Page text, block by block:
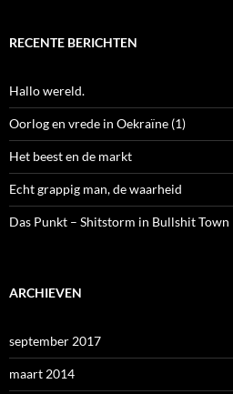
RECENTE BERICHTEN
Hallo wereld.
Oorlog en vrede in Oekraïne (1)
Het beest en de markt
Echt grappig man, de waarheid
Das Punkt – Shitstorm in Bullshit Town
ARCHIEVEN
september 2017
maart 2014